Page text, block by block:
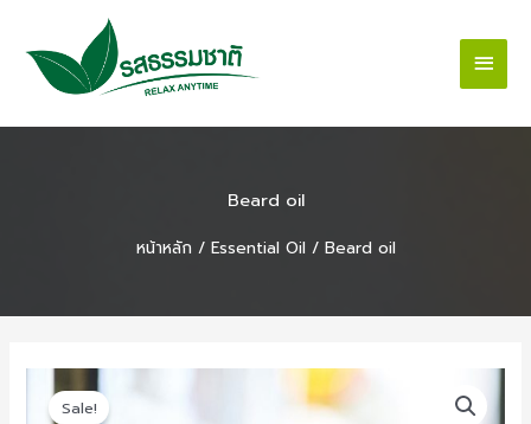
content
Main
Beard oil
หน้าหลัก / Essential Oil / Beard oil
Sale!
OriginalCurrent